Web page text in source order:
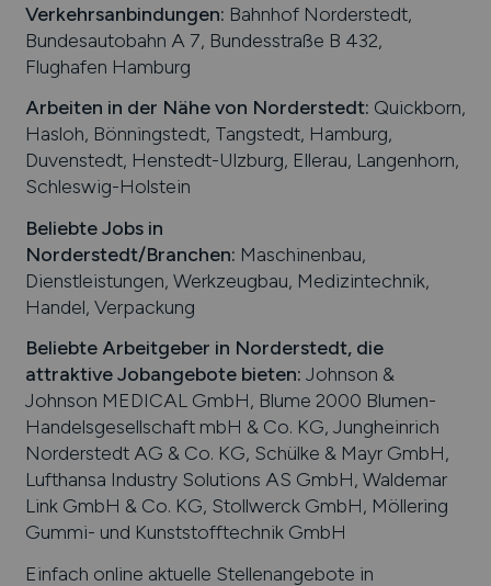
Verkehrsanbindungen: Bahnhof Norderstedt,
Bundesautobahn A 7, Bundesstraße B 432,
Flughafen Hamburg
Arbeiten in der Nähe von Norderstedt: Quickborn,
Hasloh, Bönningstedt, Tangstedt, Hamburg,
Duvenstedt, Henstedt-Ulzburg, Ellerau, Langenhorn,
Schleswig-Holstein
Beliebte Jobs in
Norderstedt/Branchen: Maschinenbau,
Dienstleistungen, Werkzeugbau, Medizintechnik,
Handel, Verpackung
Beliebte Arbeitgeber in Norderstedt, die
attraktive Jobangebote bieten: Johnson &
Johnson MEDICAL GmbH, Blume 2000 Blumen-
Handelsgesellschaft mbH & Co. KG, Jungheinrich
Norderstedt AG & Co. KG, Schülke & Mayr GmbH,
Lufthansa Industry Solutions AS GmbH, Waldemar
Link GmbH & Co. KG, Stollwerck GmbH, Möllering
Gummi- und Kunststofftechnik GmbH
Einfach online aktuelle Stellenangebote in